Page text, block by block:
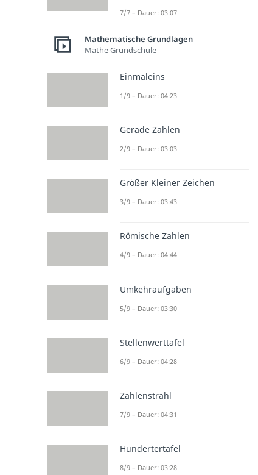
7/7 – Dauer: 03:07
Mathematische Grundlagen
Mathe Grundschule
Einmaleins
1/9 – Dauer: 04:23
Gerade Zahlen
2/9 – Dauer: 03:03
Größer Kleiner Zeichen
3/9 – Dauer: 03:43
Römische Zahlen
4/9 – Dauer: 04:44
Umkehraufgaben
5/9 – Dauer: 03:30
Stellenwerttafel
6/9 – Dauer: 04:28
Zahlenstrahl
7/9 – Dauer: 04:31
Hundertertafel
8/9 – Dauer: 03:28